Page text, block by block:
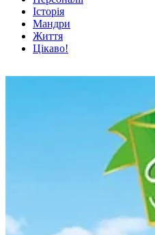
Історія
Мандри
Життя
Цікаво!